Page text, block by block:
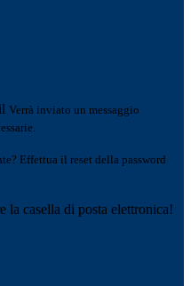
Verrà inviato un messaggio
Effettua il reset della password
la casella di posta elettronica!